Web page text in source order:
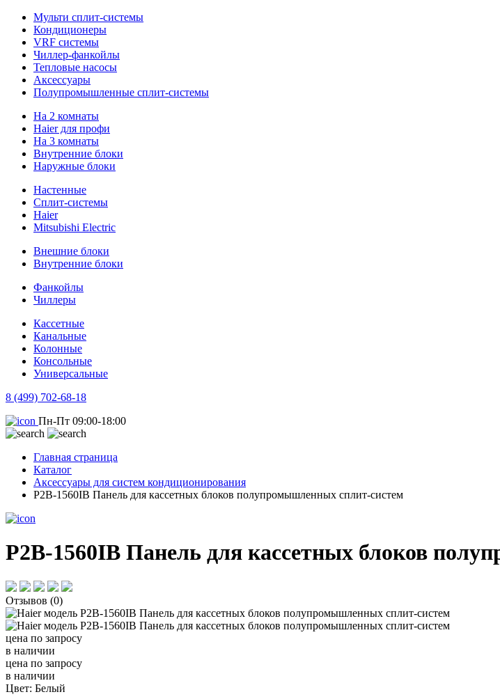
Мульти сплит-системы
Кондиционеры
VRF системы
Чиллер-фанкойлы
Тепловые насосы
Аксессуары
Полупромышленные сплит-системы
На 2 комнаты
Haier для профи
На 3 комнаты
Внутренние блоки
Наружные блоки
Настенные
Сплит-системы
Haier
Mitsubishi Electric
Внешние блоки
Внутренние блоки
Фанкойлы
Чиллеры
Кассетные
Канальные
Колонные
Консольные
Универсальные
8 (499) 702-68-18
Пн-Пт 09:00-18:00
Главная страница
Каталог
Аксессуары для систем кондиционирования
P2B-1560IB Панель для кассетных блоков полупромышленных сплит-систем
P2B-1560IB Панель для кассетных блоков
Отзывов (0)
цена по запросу
в наличии
цена по запросу
в наличии
Цвет: Белый